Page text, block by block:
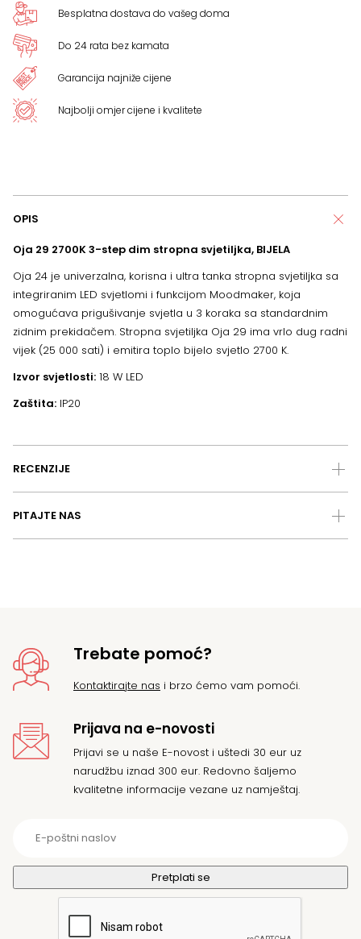
BIJELA
količina
Besplatna dostava do vašeg doma
Do 24 rata bez kamata
Garancija najniže cijene
Najbolji omjer cijene i kvalitete
OPIS
Oja 29 2700K 3-step dim stropna svjetiljka, BIJELA
Oja 24 je univerzalna, korisna i ultra tanka stropna svjetiljka sa
integriranim LED svjetlomi i funkcijom Moodmaker, koja
omogućava prigušivanje svjetla u 3 koraka sa standardnim
zidnim prekidačem. Stropna svjetiljka Oja 29 ima vrlo dug radni
vijek (25 000 sati) i emitira toplo bijelo svjetlo 2700 K.
Izvor svjetlosti: 18 W LED
Zaštita: IP20
RECENZIJE
PITAJTE NAS
Trebate pomoć?
Kontaktirajte nas i brzo ćemo vam pomoći.
Prijava na e-novosti
Prijavi se u naše E-novost i uštedi 30 eur uz
narudžbu iznad 300 eur. Redovno šaljemo
kvalitetne informacije vezane uz namještaj.